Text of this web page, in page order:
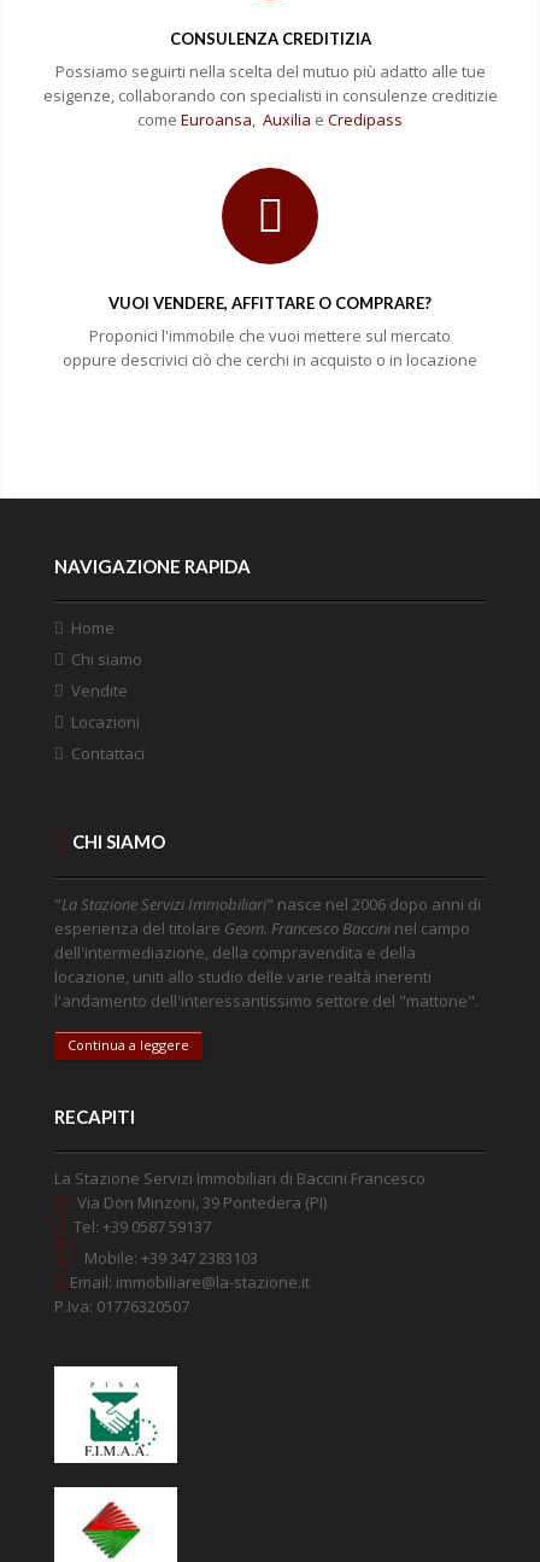
CONSULENZA CREDITIZIA
Possiamo seguirti nella scelta del mutuo più adatto alle tue
esigenze, collaborando con specialisti in consulenze creditizie
come Euroansa, Auxilia e Credipass
VUOI VENDERE, AFFITTARE O COMPRARE?
Proponici l'immobile che vuoi mettere sul mercato
oppure descrivici ciò che cerchi in acquisto o in locazione
NAVIGAZIONE RAPIDA
Home
Chi siamo
Vendite
Locazioni
Contattaci
CHI SIAMO
"La Stazione Servizi Immobiliari" nasce nel 2006 dopo anni di
esperienza del titolare Geom. Francesco Baccini nel campo
dell'intermediazione, della compravendita e della
locazione, uniti allo studio delle varie realtà inerenti
l'andamento dell'interessantissimo settore del "mattone".
Continua a leggere
RECAPITI
La Stazione Servizi Immobiliari di Baccini Francesco
Via Don Minzoni, 39 Pontedera (PI)
Tel: +39 0587 59137
Mobile: +39 347 2383103
Email: immobiliare@la-stazione.it
P.Iva: 01776320507